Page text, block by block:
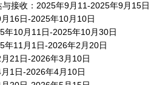
接收：2025年9月11-2025年9月15日
16日-2025年10月10日
年10月11日-2025年10月30日
年11月1日-2026年2月20日
21日-2026年3月10日
1日-2026年4月10日